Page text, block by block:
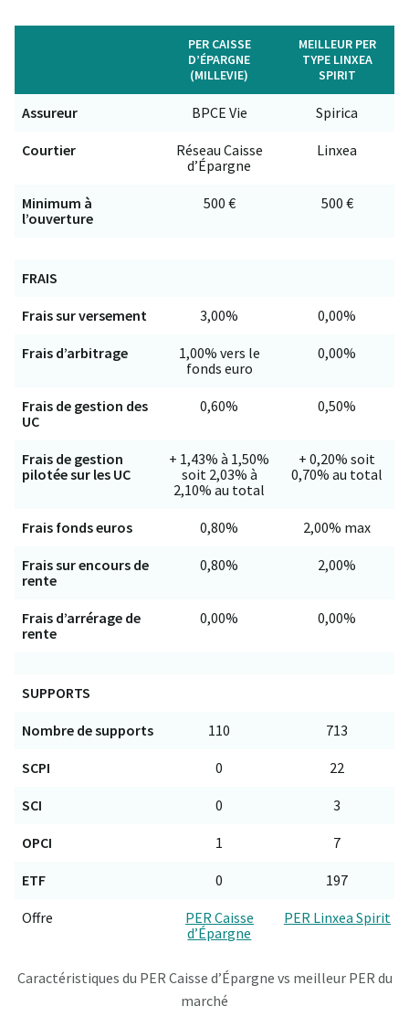
PER CAISSE
D’ÉPARGNE
(MILLEVIE)
MEILLEUR PER
TYPE LINXEA
SPIRIT
Assureur BPCE Vie Spirica
Courtier
Réseau Caisse
d’Épargne
Linxea
Minimum à
l’ouverture
500 € 500 €
FRAIS
Frais sur versement 3,00% 0,00%
Frais d’arbitrage
1,00% vers le
fonds euro
0,00%
Frais de gestion des
UC
0,60% 0,50%
Frais de gestion
pilotée sur les UC
+ 1,43% à 1,50%
soit 2,03% à
2,10% au total
+ 0,20% soit
0,70% au total
Frais fonds euros 0,80% 2,00% max
Frais sur encours de
rente
0,80% 2,00%
Frais d’arrérage de
rente
0,00% 0,00%
SUPPORTS
Nombre de supports 110 713
SCPI 0 22
SCI 0 3
OPCI 1 7
ETF 0 197
Offre
PER Caisse
d’Épargne
PER Linxea Spirit
Caractéristiques du PER Caisse d’Épargne vs meilleur PER du
marché